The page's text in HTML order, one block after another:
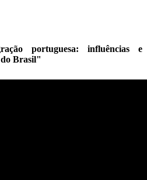
portuguesa: influências e
Brasil"